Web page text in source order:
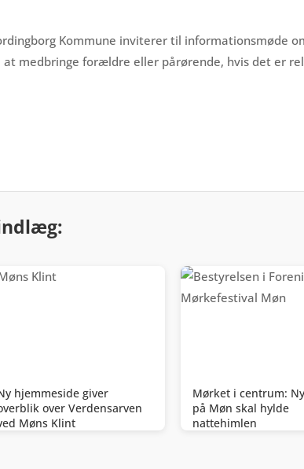
Kommune inviterer til informationsmøde
medbringe forældre eller pårørende, hvis det er
hjemmeside giver
over Verdensarven
Møns Klint
Mørket i centrum:
på Møn skal hylde
nattehimlen